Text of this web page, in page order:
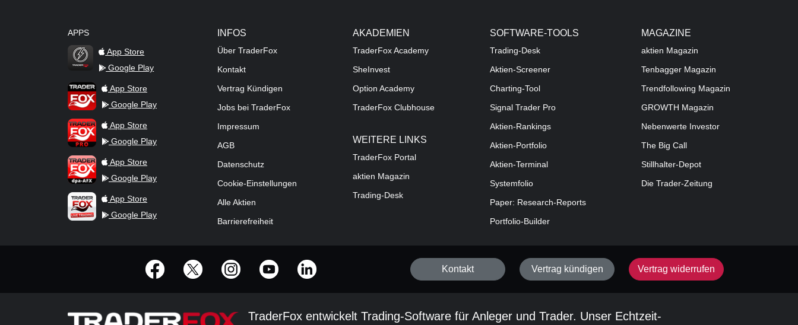
APPS
TraderFox Flash
App Store
Google Play
TraderFox AppApp Store
Google Play
TraderFox ProApp Store
Google Play
TraderFox dpa-AFX ProFeed
App Store
Google Play
TraderFox Live Trading
App Store
Google Play
INFOS
Über TraderFox
Kontakt
Vertrag Kündigen
Jobs bei TraderFox
Impressum
AGB
Datenschutz
Cookie-Einstellungen
Alle Aktien
Barrierefreiheit
AKADEMIEN
TraderFox Academy
SheInvest
Option Academy
TraderFox Clubhouse
WEITERE LINKS
TraderFox Portal
aktien Magazin
Trading-Desk
SOFTWARE-TOOLS
Trading-Desk
Aktien-Screener
Charting-Tool
Signal Trader Pro
Aktien-Rankings
Aktien-Portfolio
Aktien-Terminal
Systemfolio
Paper: Research-Reports
Portfolio-Builder
MAGAZINE
aktien Magazin
Tenbagger Magazin
Trendfollowing Magazin
GROWTH Magazin
Nebenwerte Investor
The Big Call
Stillhalter-Depot
Die Trader-Zeitung
offizielle Social Media-Accounts
Kontakt Vertrag kündigen Vertrag widerrufen
TraderFox entwickelt Trading-Software für Anleger und Trader. Unser Echtzeit-